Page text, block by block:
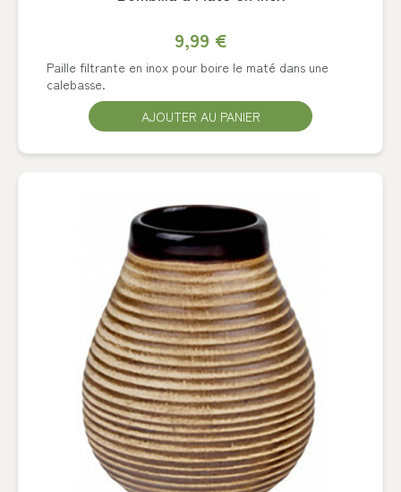
9,99 €
Paille filtrante en inox pour boire le maté dans une
calebasse.
AJOUTER AU PANIER